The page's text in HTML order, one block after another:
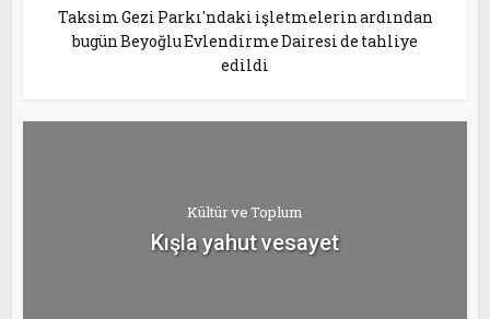
Taksim Gezi Parkı'ndaki işletmelerin ardından
bugün Beyoğlu Evlendirme Dairesi de tahliye
edildi
Kültür ve Toplum
Kışla yahut vesayet